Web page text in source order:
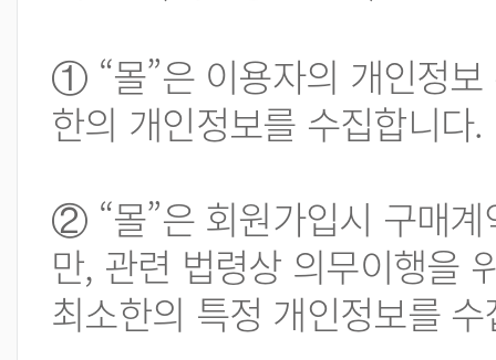
① “몰”은 이용자의 개인정
한의 개인정보를 수집합니다.
② “몰”은 회원가입시 구매
만, 관련 법령상 의무이행을
최소한의 특정 개인정보를